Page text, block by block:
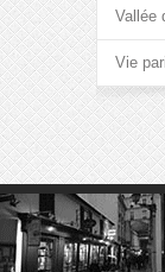
Vallée
Vie